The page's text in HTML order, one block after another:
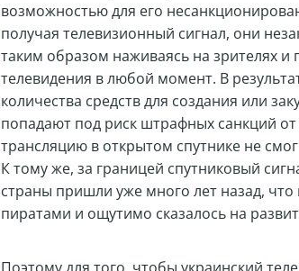
возможностью для его
получая телевизионный сигнал, они
таким образом наживаясь на зрителях и
телевидения в любой момент. В
количества средств для создания или
попадают под риск штрафных санкций
трансляцию в открытом спутнике не
К тому же, за границей спутниковый
страны пришли уже много лет назад,
пиратами и ощутимо сказалось на